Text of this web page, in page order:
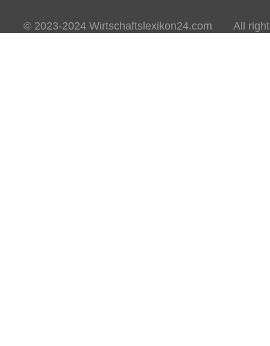
© 2023-2024 Wirtschaftslexikon24.com All